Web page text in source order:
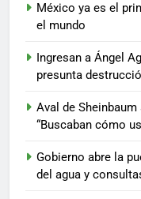
México ya es el
el mundo
Ingresan a Ángel
presunta
Aval de
“Buscaban cómo
Gobierno abre la
del agua y